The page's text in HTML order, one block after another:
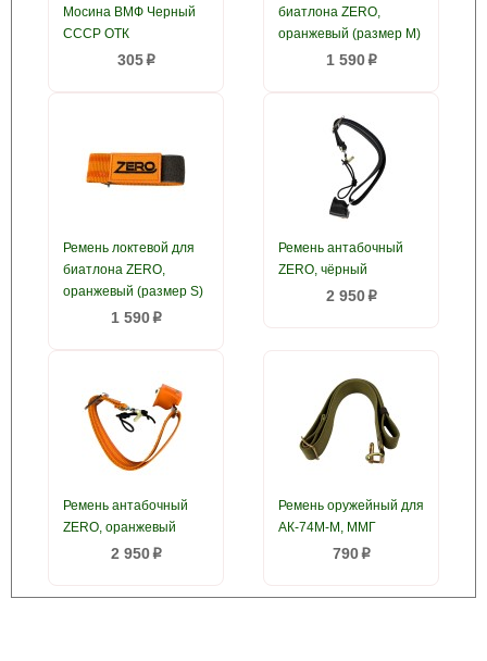
Мосина ВМФ Черный
СССР ОТК
305p
биатлона ZERO,
оранжевый (размер M)
1 590p
Ремень локтевой для
биатлона ZERO,
оранжевый (размер S)
1 590p
Ремень антабочный
ZERO, чёрный
2 950p
Ремень антабочный
ZERO, оранжевый
2 950p
Ремень оружейный для
АК-74М-М, ММГ
790p